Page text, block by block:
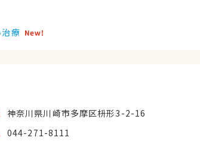
療
神奈川県川崎市多摩区枡形3-2-16
044-271-8111